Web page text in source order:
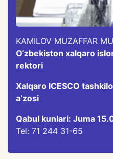
KAMILOV MUZAFFAR
O‘zbekiston xalqaro
rektori
Xalqaro ICESCO
aʼzosi
Qabul kunlari: Juma
Tel: 71 244 31-65